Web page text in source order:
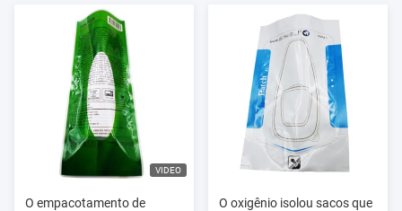
VIDEO
O empacotamento de
O oxigênio isolou sacos que